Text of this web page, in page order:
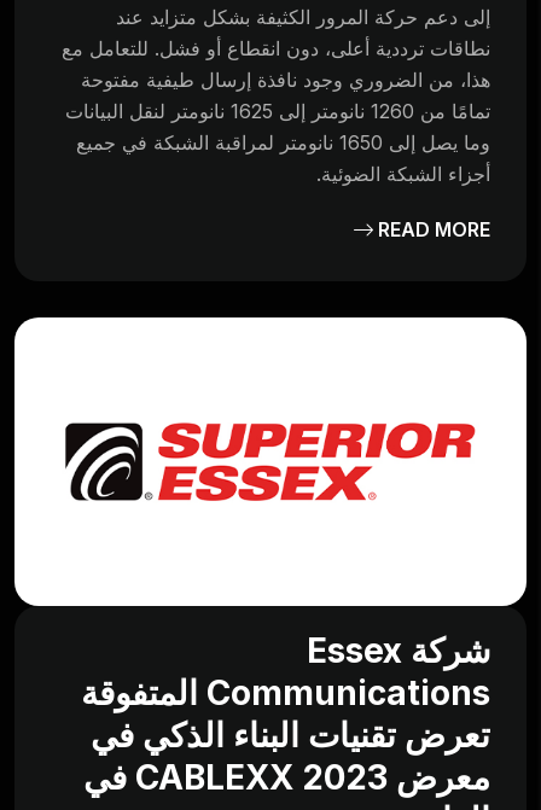
إلى دعم حركة المرور الكثيفة بشكل متزايد عند
نطاقات ترددية أعلى، دون انقطاع أو فشل. للتعامل مع
هذا، من الضروري وجود نافذة إرسال طيفية مفتوحة
تمامًا من 1260 نانومتر إلى 1625 نانومتر لنقل البيانات
وما يصل إلى 1650 نانومتر لمراقبة الشبكة في جميع
أجزاء الشبكة الضوئية.
READ MORE
شركة Essex
Communications المتفوقة
تعرض تقنيات البناء الذكي في
معرض CABLEXX 2023 في